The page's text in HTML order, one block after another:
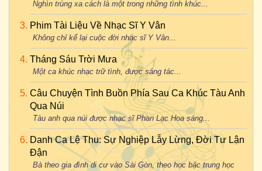
Nghìn trùng xa cách là một trong những tình khúc...
Phim Tài Liệu Về Nhạc Sĩ Y Vân
Không chỉ kể lại cuộc đời nhạc sĩ Y Vân...
Tháng Sáu Trời Mưa
Một ca khúc nhạc trữ tình, được sáng tác...
Câu Chuyện Tình Buồn Phía Sau Ca Khúc Tàu Anh
Qua Núi
Tàu anh qua núi được nhạc sĩ Phan Lạc Hoa sáng...
Danh Ca Lệ Thu: Sự Nghiệp Lẫy Lừng, Đời Tư Lận
Đận
Bà theo gia đình di cư vào Sài Gòn, theo học bậc trung học